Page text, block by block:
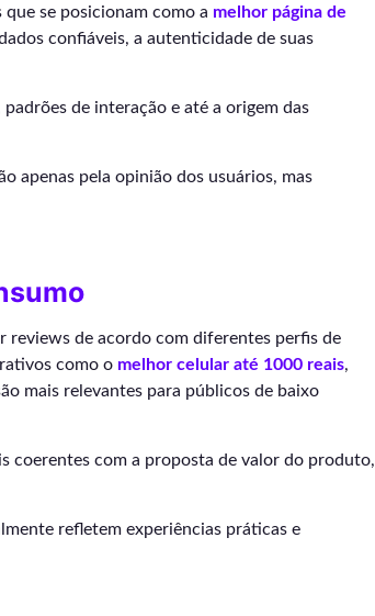
se posicionam como a melhor página de
confiáveis, a autenticidade de suas
de interação e até a origem das
apenas pela opinião dos usuários, mas
de acordo com diferentes perfis de
como o melhor celular até 1000 reais,
mais relevantes para públicos de baixo
coerentes com a proposta de valor do produto,
refletem experiências práticas e